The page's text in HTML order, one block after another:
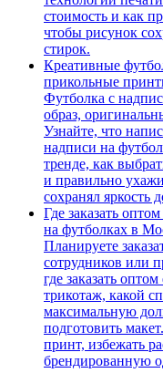
стоимость и как
чтобы рисунок
стирок.
Креативные
прикольные
Футболка с
образ,
Узнайте, что
надписи на
тренде, как
и правильно
сохранял яркость
Где заказать
на футболках в
Планируете
сотрудников или
где заказать
трикотаж, какой
максимальную
подготовить
принт, избежать
брендированную